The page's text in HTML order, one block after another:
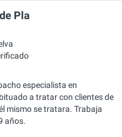
Pla
especialista en
a tratar con clientes de
mismo se tratara. Trabaja
años.